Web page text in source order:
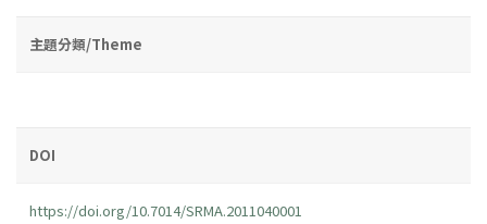
主題分類/Theme
DOI
https://doi.org/10.7014/SRMA.2011040001